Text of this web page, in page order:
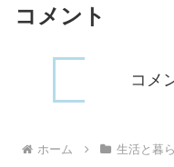
為...
コメント
コメ
ホーム 生活と暮